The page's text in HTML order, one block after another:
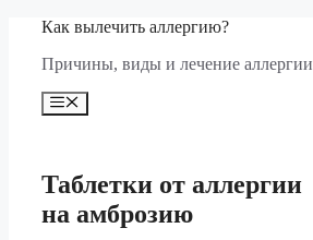
Перейти
содержимому
Как вылечить аллергию?
Причины, виды и лечение аллергии
Меню
Таблетки от аллергии
на амброзию